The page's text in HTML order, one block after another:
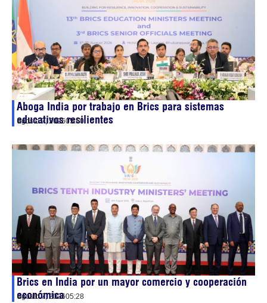
Aboga India por trabajo en Brics para sistemas
educativos resilientes
agosto 7, 202605:50
Brics en India por un mayor comercio y cooperación
económica
agosto 7, 202605:28